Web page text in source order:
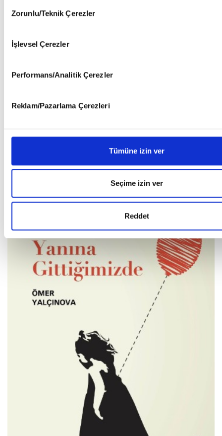
6698 sayılı Kişisel Verilerin Korunması Kanunu uyarınca
bilgi almak için lütfen
Selection
Zorunlu/Teknik Çerezler
İşlevsel Çerezler
Performans/Analitik Çerezler
Reklam/Pazarlama Çerezleri
Tümüne izin ver
Seçime izin ver
Reddet
Mehmet Aycı